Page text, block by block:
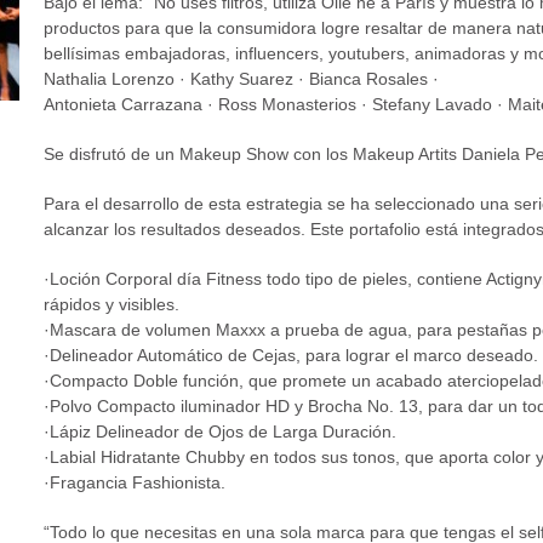
productos para que la consumidora logre resaltar de manera
bellísimas embajadoras, influencers, youtubers, animadoras y
Nathalia Lorenzo · Kathy Suarez · Bianca Rosales ·
Antonieta Carrazana · Ross Monasterios · Stefany Lavado ·
Se disfrutó de un Makeup Show con los Makeup Artits Daniela
Para el desarrollo de esta estrategia se ha seleccionado una
alcanzar los resultados deseados. Este portafolio está
·Loción Corporal día Fitness todo tipo de pieles, contiene
rápidos y visibles.
·Mascara de volumen Maxxx a prueba de agua, para pestañas
·Delineador Automático de Cejas, para lograr el marco deseado.
·Compacto Doble función, que promete un acabado
·Polvo Compacto iluminador HD y Brocha No. 13, para dar un
·Lápiz Delineador de Ojos de Larga Duración.
·Labial Hidratante Chubby en todos sus tonos, que aporta color
·Fragancia Fashionista.
“Todo lo que necesitas en una sola marca para que tengas el